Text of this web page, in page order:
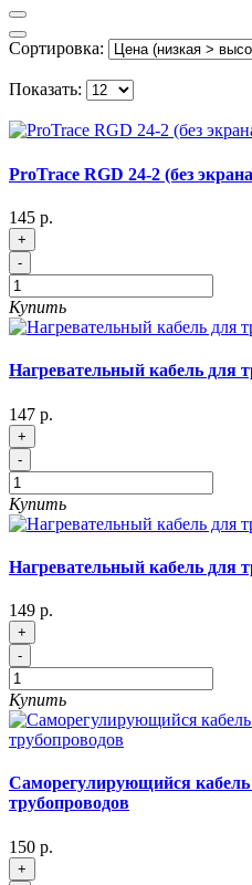
Сортировка:
Показать:
ProTrace RGD 24-2 (без
145 р.
+
-
Купить
Нагревательный кабель для
147 р.
+
-
Купить
Нагревательный кабель для
149 р.
+
-
Купить
Саморегулирующийся
трубопроводов
150 р.
+